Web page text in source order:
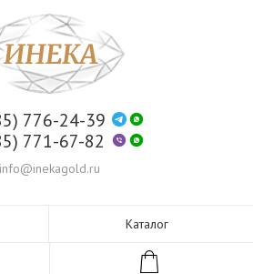
776-24-39
771-67-82
info@inekagold.ru
Каталог